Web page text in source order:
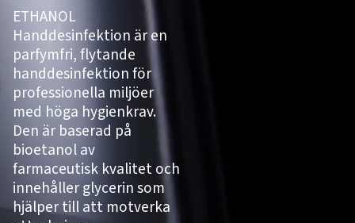
ETHANOL
Handdesinfektion är en
parfymfri, flytande
handdesinfektion för
professionella miljöer
med höga hygienkrav.
Den är baserad på
bioetanol av
farmaceutisk kvalitet och
innehåller glycerin som
hjälper till att motverka